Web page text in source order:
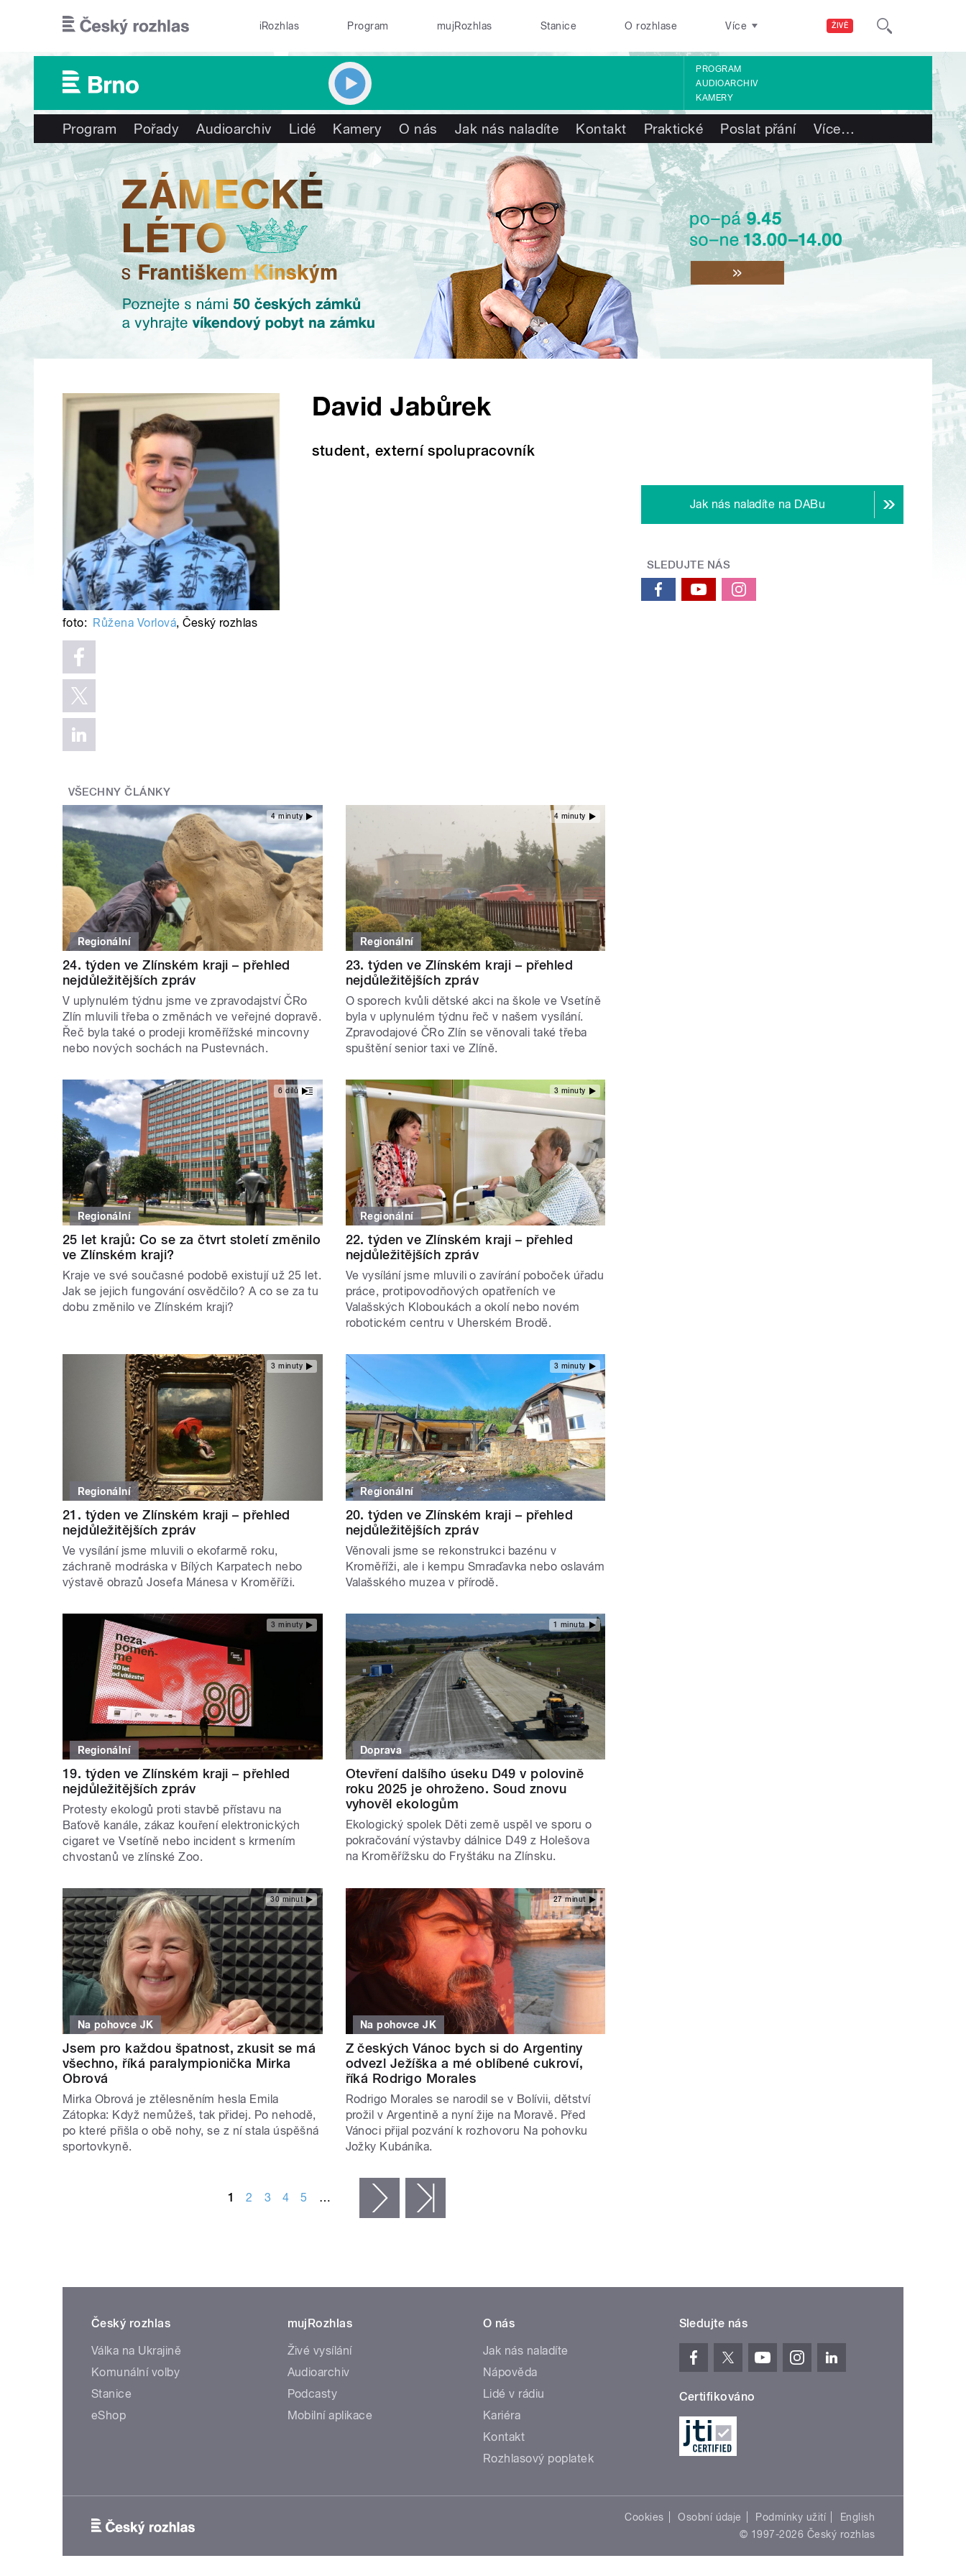
ŽIVĚ
iRozhlas Program mujRozhlas Stanice O rozhlase Více
PROGRAM
AUDIOARCHIV
KAMERY
Program Pořady Audioarchiv Lidé Kamery O nás Jak nás naladíte Kontakt Praktické Poslat přání Více…
David Jabůrek
student, externí spolupracovník
foto: Růžena Vorlová,Český rozhlas
VŠECHNY ČLÁNKY
4 minuty
Regionální
24. týden ve Zlínském kraji – přehled
nejdůležitějších zpráv
V uplynulém týdnu jsme ve zpravodajství ČRo
Zlín mluvili třeba o změnách ve veřejné dopravě.
Řeč byla také o prodeji kroměřížské mincovny
nebo nových sochách na Pustevnách.
4 minuty
Regionální
23. týden ve Zlínském kraji – přehled
nejdůležitějších zpráv
O sporech kvůli dětské akci na škole ve Vsetíně
byla v uplynulém týdnu řeč v našem vysílání.
Zpravodajové ČRo Zlín se věnovali také třeba
spuštění senior taxi ve Zlíně.
6 dílů
Regionální
25 let krajů: Co se za čtvrt století změnilo
ve Zlínském kraji?
Kraje ve své současné podobě existují už 25 let.
Jak se jejich fungování osvědčilo? A co se za tu
dobu změnilo ve Zlínském kraji?
3 minuty
Regionální
22. týden ve Zlínském kraji – přehled
nejdůležitějších zpráv
Ve vysílání jsme mluvili o zavírání poboček úřadu
práce, protipovodňových opatřeních ve
Valašských Kloboukách a okolí nebo novém
robotickém centru v Uherském Brodě.
3 minuty
Regionální
21. týden ve Zlínském kraji – přehled
nejdůležitějších zpráv
Ve vysílání jsme mluvili o ekofarmě roku,
záchraně modráska v Bílých Karpatech nebo
výstavě obrazů Josefa Mánesa v Kroměříži.
3 minuty
Regionální
20. týden ve Zlínském kraji – přehled
nejdůležitějších zpráv
Věnovali jsme se rekonstrukci bazénu v
Kroměříži, ale i kempu Smraďavka nebo oslavám
Valašského muzea v přírodě.
3 minuty
Regionální
19. týden ve Zlínském kraji – přehled
nejdůležitějších zpráv
Protesty ekologů proti stavbě přístavu na
Baťově kanále, zákaz kouření elektronických
cigaret ve Vsetíně nebo incident s krmením
chvostanů ve zlínské Zoo.
1 minuta
Doprava
Otevření dalšího úseku D49 v polovině
roku 2025 je ohroženo. Soud znovu
vyhověl ekologům
Ekologický spolek Děti země uspěl ve sporu o
pokračování výstavby dálnice D49 z Holešova
na Kroměřížsku do Fryštáku na Zlínsku.
30 minut
Na pohovce JK
Jsem pro každou špatnost, zkusit se má
všechno, říká paralympionička Mirka
Obrová
Mirka Obrová je ztělesněním hesla Emila
Zátopka: Když nemůžeš, tak přidej. Po nehodě,
po které přišla o obě nohy, se z ní stala úspěšná
sportovkyně.
27 minut
Na pohovce JK
Z českých Vánoc bych si do Argentiny
odvezl Ježíška a mé oblíbené cukroví,
říká Rodrigo Morales
Rodrigo Morales se narodil se v Bolívii, dětství
prožil v Argentině a nyní žije na Moravě. Před
Vánoci přijal pozvání k rozhovoru Na pohovku
Jožky Kubáníka.
1 2 3 4 5 … následující ›
Jak nás naladíte na DABu
SLEDUJTE NÁS
Český rozhlas
Válka na Ukrajině
Komunální volby
Stanice
eShop
mujRozhlas
Živé vysílání
Audioarchiv
Podcasty
Mobilní aplikace
O nás
Jak nás naladíte
Nápověda
Lidé v rádiu
Kariéra
Kontakt
Rozhlasový poplatek
Sledujte nás
Certifikováno
Cookies Osobní údaje Podmínky užití
English
© 1997-2026 Český rozhlas